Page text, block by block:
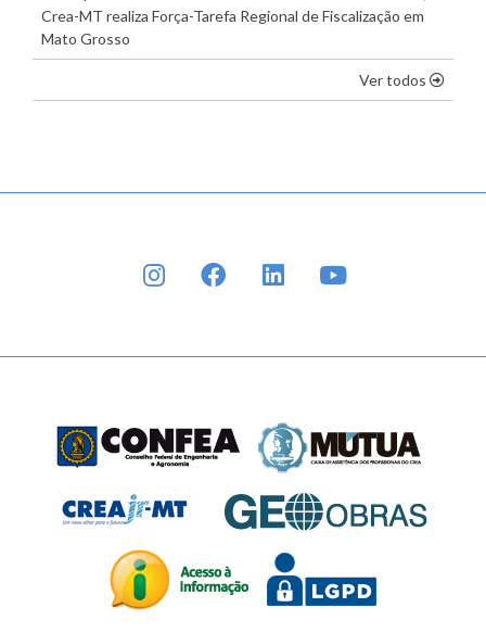
Crea-MT realiza Força-Tarefa Regional de Fiscalização em
Mato Grosso
Ver todos os
INSTAGRAMFACEBOOKLINKEDIN